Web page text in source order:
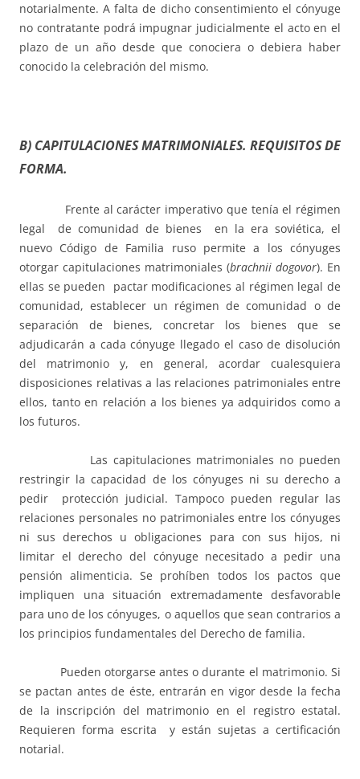
notarialmente. A falta de dicho consentimiento el cónyuge
no contratante podrá impugnar judicialmente el acto en el
plazo de un año desde que conociera o debiera haber
conocido la celebración del mismo.
B) CAPITULACIONES MATRIMONIALES. REQUISITOS DE
FORMA.
Frente al carácter imperativo que tenía el régimen
legal de comunidad de bienes en la era soviética, el
nuevo Código de Familia ruso permite a los cónyuges
otorgar capitulaciones matrimoniales (brachnii dogovor). En
ellas se pueden pactar modificaciones al régimen legal de
comunidad, establecer un régimen de comunidad o de
separación de bienes, concretar los bienes que se
adjudicarán a cada cónyuge llegado el caso de disolución
del matrimonio y, en general, acordar cualesquiera
disposiciones relativas a las relaciones patrimoniales entre
ellos, tanto en relación a los bienes ya adquiridos como a
los futuros.
Las capitulaciones matrimoniales no pueden
restringir la capacidad de los cónyuges ni su derecho a
pedir protección judicial. Tampoco pueden regular las
relaciones personales no patrimoniales entre los cónyuges
ni sus derechos u obligaciones para con sus hijos, ni
limitar el derecho del cónyuge necesitado a pedir una
pensión alimenticia. Se prohíben todos los pactos que
impliquen una situación extremadamente desfavorable
para uno de los cónyuges, o aquellos que sean contrarios a
los principios fundamentales del Derecho de familia.
Pueden otorgarse antes o durante el matrimonio. Si
se pactan antes de éste, entrarán en vigor desde la fecha
de la inscripción del matrimonio en el registro estatal.
Requieren forma escrita y están sujetas a certificación
notarial.